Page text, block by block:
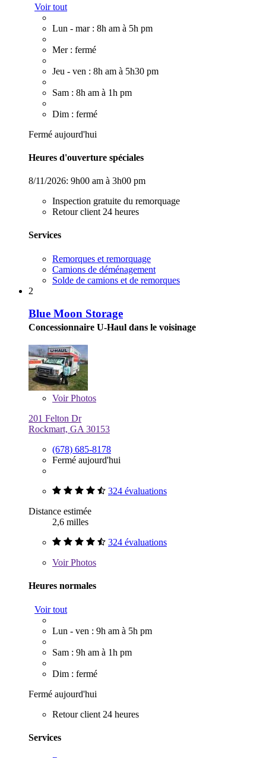
Voir tout
Lun - mar : 8h am à 5h pm
Mer : fermé
Jeu - ven : 8h am à 5h30 pm
Sam : 8h am à 1h pm
Dim : fermé
Fermé aujourd'hui
Heures d'ouverture spéciales
8/11/2026: 9h00 am à 3h00 pm
Inspection gratuite du remorquage
Retour client 24 heures
Services
Remorques et remorquage
Camions de déménagement
Solde de camions et de remorques
2
Blue Moon Storage
Concessionnaire U-Haul dans le voisinage
VoirPhotos
201 Felton Dr
Rockmart, GA 30153
(678) 685-8178
Fermé aujourd'hui
324 évaluations
Distance estimée
2,6 milles
324 évaluations
VoirPhotos
Heures normales
Voir tout
Lun - ven : 9h am à 5h pm
Sam : 9h am à 1h pm
Dim : fermé
Fermé aujourd'hui
Retour client 24 heures
Services